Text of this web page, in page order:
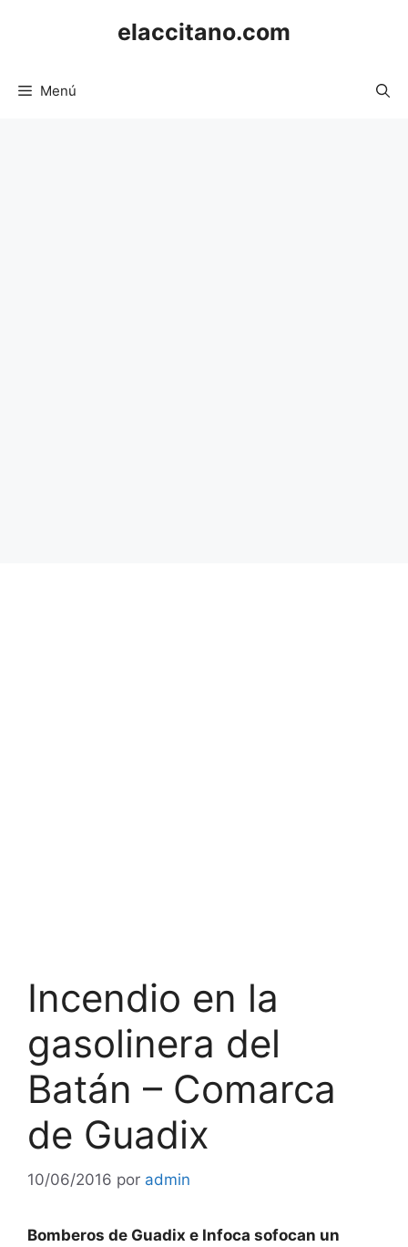
elaccitano.com
Menú
Incendio en la
gasolinera del
Batán – Comarca
de Guadix
10/06/2016 por admin
Bomberos de Guadix e Infoca sofocan un